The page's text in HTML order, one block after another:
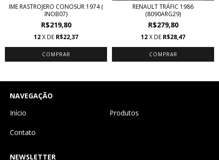
IME RASTROJERO CONOSUR 1974 (
INOB07)
R$219,80
12X DE R$22,37
RENAULT TRÁFIC 1986
(8090ARG29)
R$279,80
12X DE R$28,47
NAVEGAÇÃO
Início
Produtos
Contato
NEWSLETTER